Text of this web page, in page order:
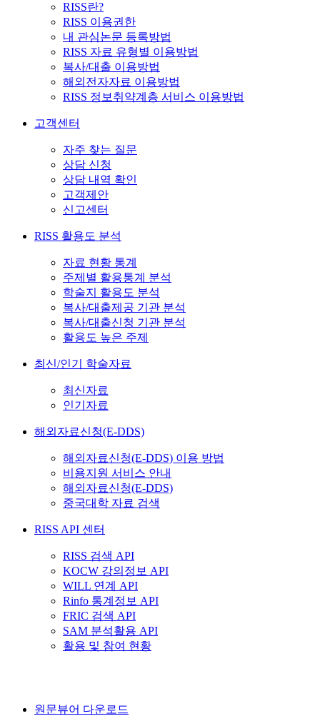
RISS란?
RISS 이용권한
내 관심논문 등록방법
RISS 자료 유형별 이용방법
복사/대출 이용방법
해외전자자료 이용방법
RISS 정보취약계층 서비스 이용방법
고객센터
자주 찾는 질문
상담 신청
상담 내역 확인
고객제안
신고센터
RISS 활용도 분석
자료 현황 통계
주제별 활용통계 분석
학술지 활용도 분석
복사/대출제공 기관 분석
복사/대출신청 기관 분석
활용도 높은 주제
최신/인기 학술자료
최신자료
인기자료
해외자료신청(E-DDS)
해외자료신청(E-DDS) 이용 방법
비용지원 서비스 안내
해외자료신청(E-DDS)
중국대학 자료 검색
RISS API 센터
RISS 검색 API
KOCW 강의정보 API
WILL 연계 API
Rinfo 통계정보 API
FRIC 검색 API
SAM 분석활용 API
활용 및 참여 현황
원문뷰어 다운로드